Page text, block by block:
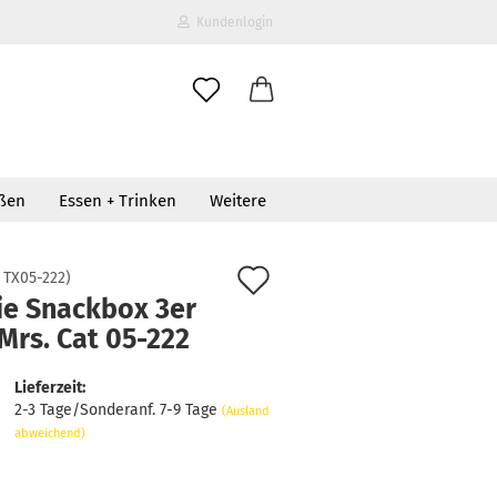
Kundenlogin
Essen + Trinken Weitere
TX05-222)
Snackbox 3er
Cat 05-222
Lieferzeit:
2-3 Tage/Sonderanf. 7-9 Tage (Ausland
abweichend)